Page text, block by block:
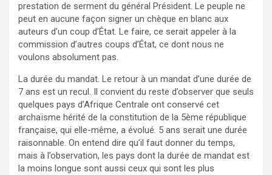
prestation de serment du général Président. Le peuple ne
peut en aucune façon signer un chèque en blanc aux
auteurs d’un coup d’État. Le faire, ce serait appeler à la
commission d’autres coups d’État, ce dont nous ne
voulons absolument pas.
La durée du mandat. Le retour à un mandat d’une durée de
7 ans est un recul. Il convient du reste d’observer que seuls
quelques pays d’Afrique Centrale ont conservé cet
archaïsme hérité de la constitution de la 5ème république
française, qui elle-même, a évolué. 5 ans serait une durée
raisonnable. On entend dire qu’il faut donner du temps,
mais à l’observation, les pays dont la durée de mandat est
la moins longue sont aussi ceux qui sont les plus